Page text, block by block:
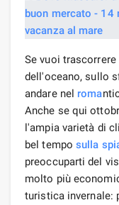
Se vuoi
dell'oceano, sullo
andare nel roma
Anche se qui
l'ampia varietà di
bel tempo sulla
preoccuparti del
molto più
turistica invernale: